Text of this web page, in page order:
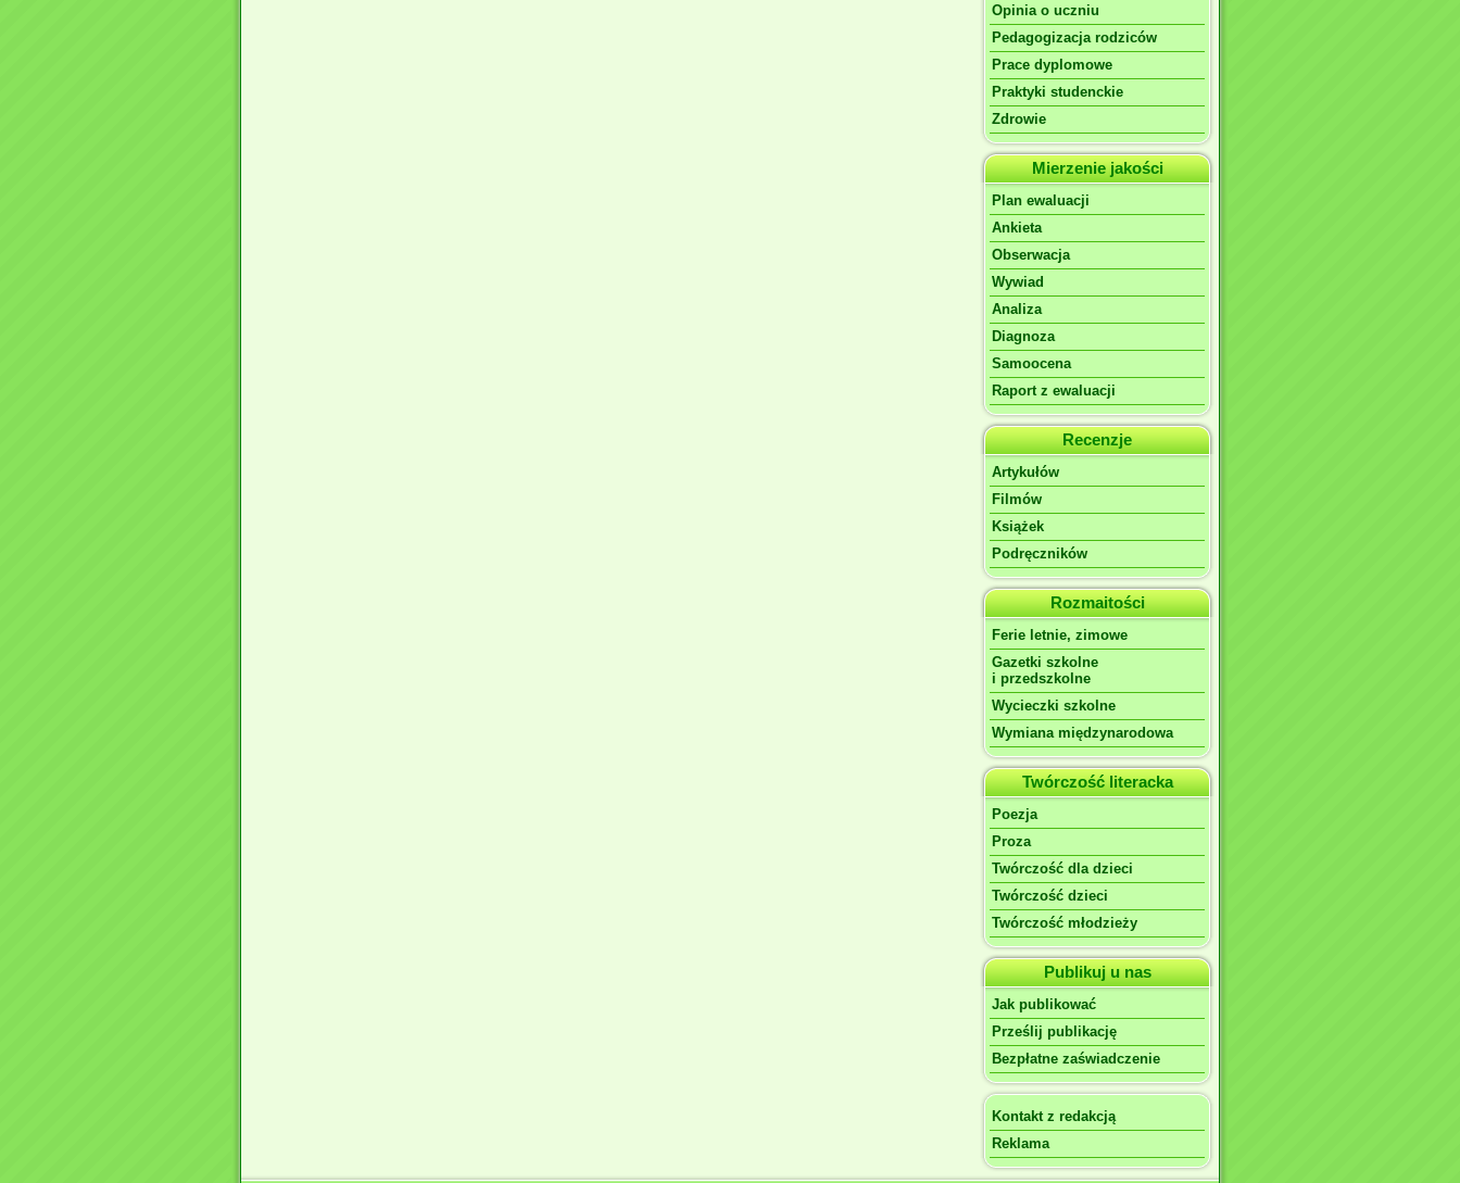
Opinia o uczniu
Pedagogizacja rodziców
Prace dyplomowe
Praktyki studenckie
Zdrowie
Mierzenie jakości
Plan ewaluacji
Ankieta
Obserwacja
Wywiad
Analiza
Diagnoza
Samoocena
Raport z ewaluacji
Recenzje
Artykułów
Filmów
Książek
Podręczników
Rozmaitości
Ferie letnie, zimowe
Gazetki szkolne
i przedszkolne
Wycieczki szkolne
Wymiana międzynarodowa
Twórczość literacka
Poezja
Proza
Twórczość dla dzieci
Twórczość dzieci
Twórczość młodzieży
Publikuj u nas
Jak publikować
Prześlij publikację
Bezpłatne zaświadczenie
Kontakt z redakcją
Reklama